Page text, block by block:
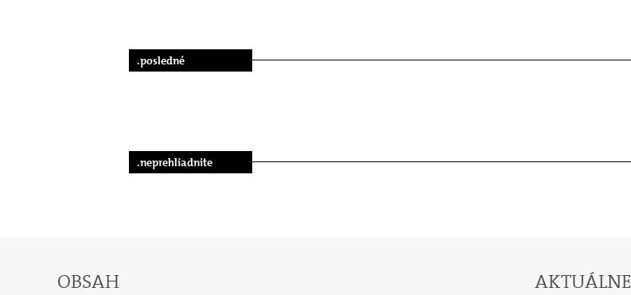
.posledné
.neprehliadnite
OBSAH AKTUÁLNE